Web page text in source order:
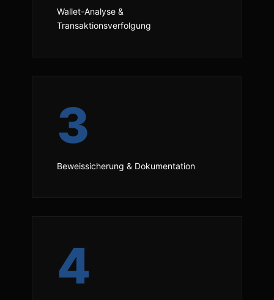
Wallet-Analyse &
Transaktionsverfolgung
3
Beweissicherung & Dokumentation
4